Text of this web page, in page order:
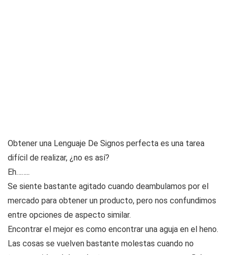
Obtener una Lenguaje De Signos perfecta es una tarea
difícil de realizar, ¿no es así?
Eh……..
Se siente bastante agitado cuando deambulamos por el
mercado para obtener un producto, pero nos confundimos
entre opciones de aspecto similar.
Encontrar el mejor es como encontrar una aguja en el heno.
Las cosas se vuelven bastante molestas cuando no